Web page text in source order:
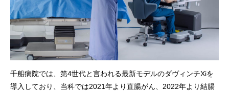
千船病院では、第4世代と言われる最新モデルのダヴィンチXiを
導入しており、当科では2021年より直腸がん、2022年より結腸